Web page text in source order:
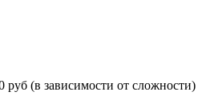
руб (в зависимости от сложности)